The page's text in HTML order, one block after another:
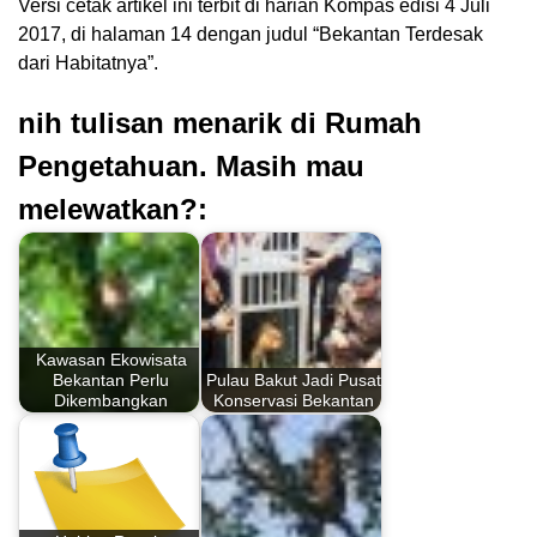
Versi cetak artikel ini terbit di harian Kompas edisi 4 Juli
2017, di halaman 14 dengan judul “Bekantan Terdesak
dari Habitatnya”.
nih tulisan menarik di Rumah
Pengetahuan. Masih mau
melewatkan?:
Kawasan Ekowisata
Bekantan Perlu
Dikembangkan
Pulau Bakut Jadi Pusat
Konservasi Bekantan